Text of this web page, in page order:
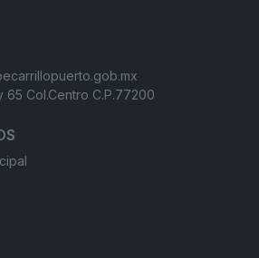
Col.Centro C.P.77200